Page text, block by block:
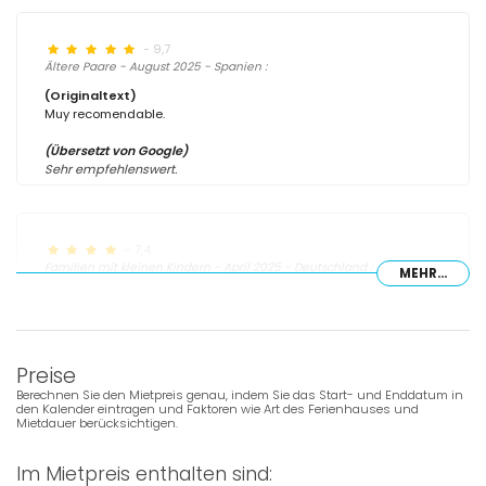
- 9,7
Ältere Paare - August 2025 - Spanien :
(Originaltext)
Muy recomendable.
(Übersetzt von Google)
Sehr empfehlenswert.
Schönes Anwesen mit gutem Service bei kleinen Problemen.
- 9,3
Familien mit kleinen Kindern - September 2024 - Spanien :
La única pega… y que nada tiene que ver con el alojamiento es
MEHR...
Preise
Berechnen Sie den Mietpreis genau, indem Sie das Start- und Enddatum in
den Kalender eintragen und Faktoren wie Art des Ferienhauses und
Mietdauer berücksichtigen.
Im Mietpreis enthalten sind: